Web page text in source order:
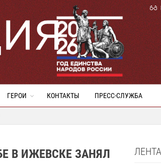
ГЕРОИ КОНТАКТЫ ПРЕСС-СЛУЖБА
В ИЖЕВСКЕ ЗАНЯЛ